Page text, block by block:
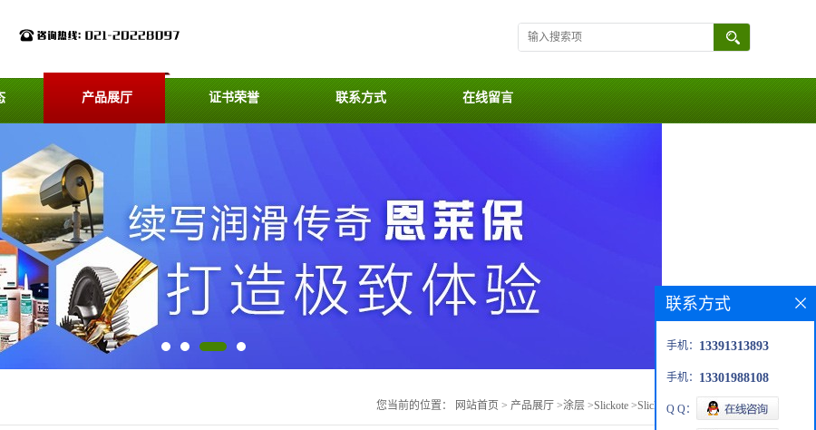
产品展厅 证书荣誉 联系方式 在线留言
您当前的位置： 网站首页 > 产品展厅 >涂层 >Slickote >Slickote AnoCeramic
联系方式
手机： 13391313893
手机： 13301988108
Q Q：